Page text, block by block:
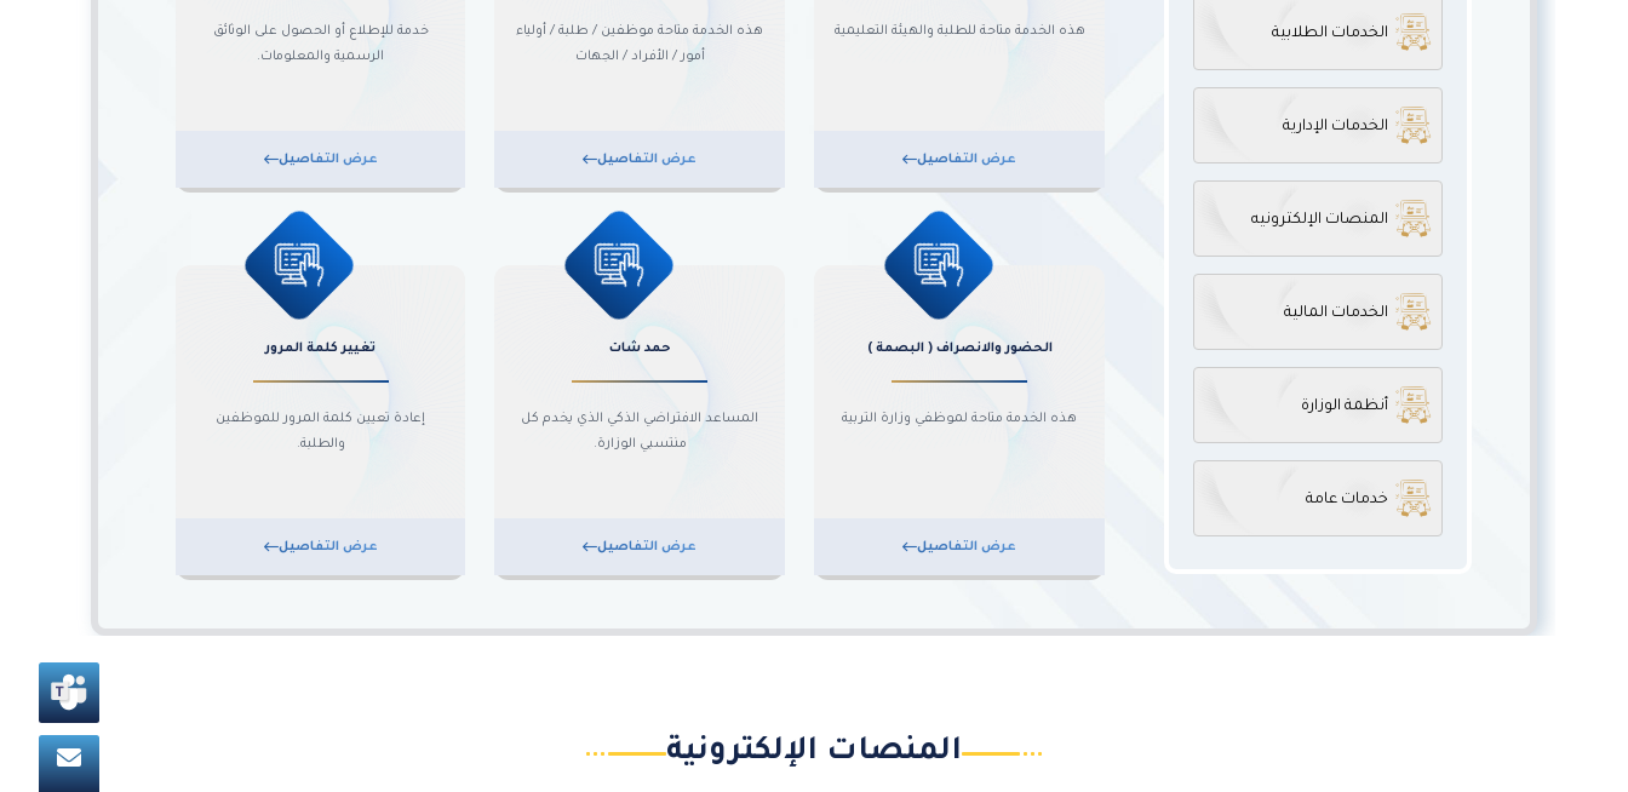
هذه الخدمة متاحة للطلبة والهيئة التعليمية
عرض التفاصيل
هذه الخدمة متاحة موظفين / طلبة / أولياء
أمور / الأفراد / الجهات
عرض التفاصيل
خدمة للإطلاع أو الحصول على الوثائق
الرسمية والمعلومات.
عرض التفاصيل
الحضور والانصراف ( البصمة )
هذه الخدمة متاحة لموظفي وزارة التربية
عرض التفاصيل
حمد شات
المساعد الافتراضي الذكي الذي يخدم كل
منتسبي الوزارة.
عرض التفاصيل
تغيير كلمة المرور
إعادة تعيين كلمة المرور للموظفين
والطلبة.
عرض التفاصيل
المنصات الإلكترونية